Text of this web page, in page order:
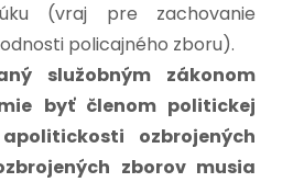
(vraj pre zachovanie
policajného zboru).
služobným zákonom
byť členom politickej
ozbrojených
zborov musia